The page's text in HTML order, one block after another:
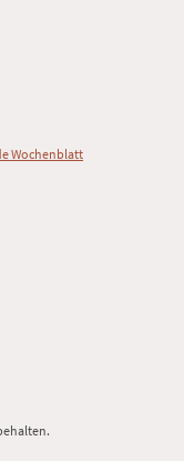
Wochenblatt